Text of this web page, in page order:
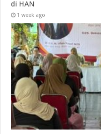
di HAN
1 week ago